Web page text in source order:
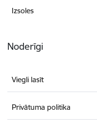
Izsoles
Noderīgi
Viegli lasīt
Privātuma politika